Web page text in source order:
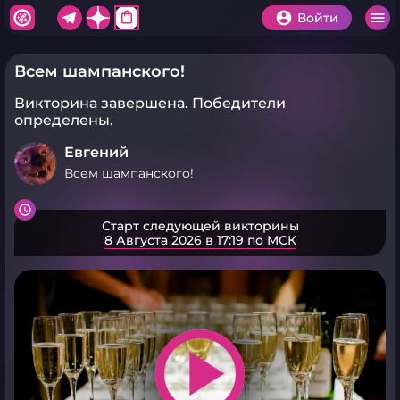
shopping_bag Войти
Всем шампанского!
Викторина завершена. Победители
определены.
Евгений
Всем шампанского!
Старт следующей викторины
8 Августа 2026 в 17:19 по МСК
play_arrow